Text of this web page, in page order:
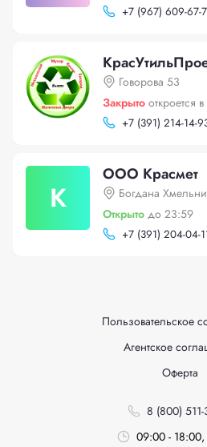
+7 (967) 609-67-
Говорова 53
Закрыто откроется
+7 (391) 214-14-
К
ООО Красмет
Богдана
Открыто до 23:59
+7 (391) 204-04-
Пользовательское
Агентское
Оферта
8 (800)
09:00 -